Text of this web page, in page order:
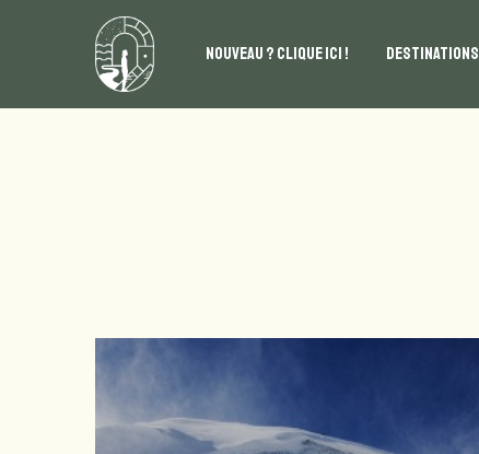
NOUVEAU ? CLIQUE ICI ! DESTINATIONS